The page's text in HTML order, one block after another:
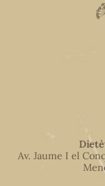
Av. Jaume I el